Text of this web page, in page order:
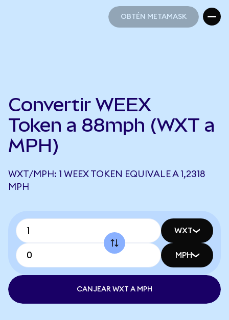
OBTÉN METAMASK
Convertir WEEX
Token a 88mph (WXT a
MPH)
WXT/MPH: 1 WEEX TOKEN EQUIVALE A 1,2318
MPH
WXT
MPH
CANJEAR WXT A MPH